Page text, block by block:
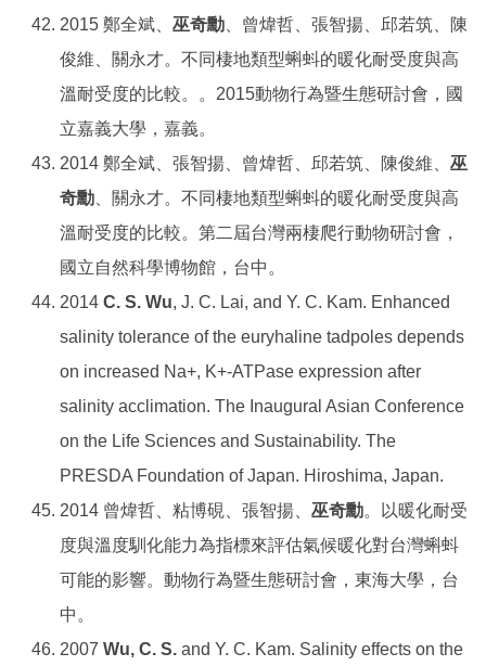
2015 鄭全斌、 巫奇勳 、曾煒哲、張智揚、邱若筑、陳
俊維、關永才。不同棲地類型蝌蚪的暖化耐受度與高
溫耐受度的比較。。2015動物行為暨生態研討會，國
立嘉義大學，嘉義。
2014 鄭全斌、張智揚、曾煒哲、邱若筑、陳俊維、 巫
奇勳 、關永才。不同棲地類型蝌蚪的暖化耐受度與高
溫耐受度的比較。第二屆台灣兩棲爬行動物研討會，
國立自然科學博物館，台中。
2014 C. S. Wu, J. C. Lai, and Y. C. Kam. Enhanced
salinity tolerance of the euryhaline tadpoles depends
on increased Na+, K+-ATPase expression after
salinity acclimation. The Inaugural Asian Conference
on the Life Sciences and Sustainability. The
PRESDA Foundation of Japan. Hiroshima, Japan.
2014 曾煒哲、粘博硯、張智揚、 巫奇勳。以暖化耐受
度與溫度馴化能力為指標來評估氣候暖化對台灣蝌蚪
可能的影響。動物行為暨生態研討會，東海大學，台
中。
2007 Wu, C. S. and Y. C. Kam. Salinity effects on the